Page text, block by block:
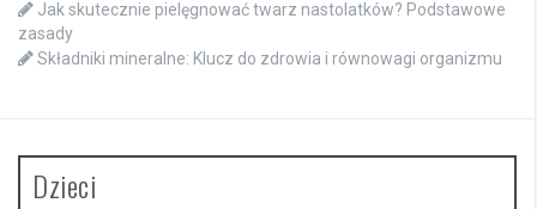
Jak skutecznie pielęgnować twarz nastolatków? Podstawowe
zasady
Składniki mineralne: Klucz do zdrowia i równowagi organizmu
Dzieci